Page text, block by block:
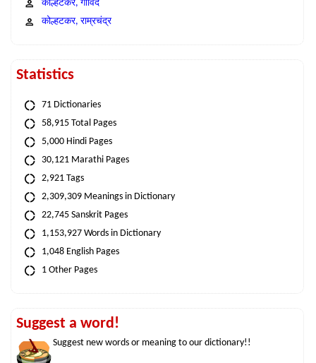
कोल्हटकर, गोविंद
कोल्हटकर, राम्रचंद्र
Statistics
71 Dictionaries
58,915 Total Pages
5,000 Hindi Pages
30,121 Marathi Pages
2,921 Tags
2,309,309 Meanings in Dictionary
22,745 Sanskrit Pages
1,153,927 Words in Dictionary
1,048 English Pages
1 Other Pages
Suggest a word!
Suggest new words or meaning to our dictionary!!